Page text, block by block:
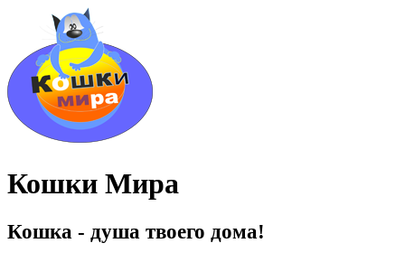
Кошки Мира
Кошка - душа твоего дома!